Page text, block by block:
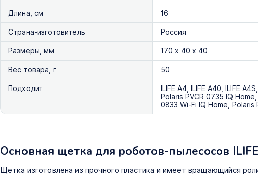
Длина, см
16
Страна-изготовитель
Россия
Размеры, мм
170 х 40 х 40
Вес товара, г
50
Подходит
ILIFE A4, ILIFE A40, ILIFE
Polaris PVCR 0735 IQ
0833 Wi-Fi IQ Home, Polaris
Основная щетка для роботов-пылесосов
Щетка изготовлена из прочного пластика и имеет вращающийся